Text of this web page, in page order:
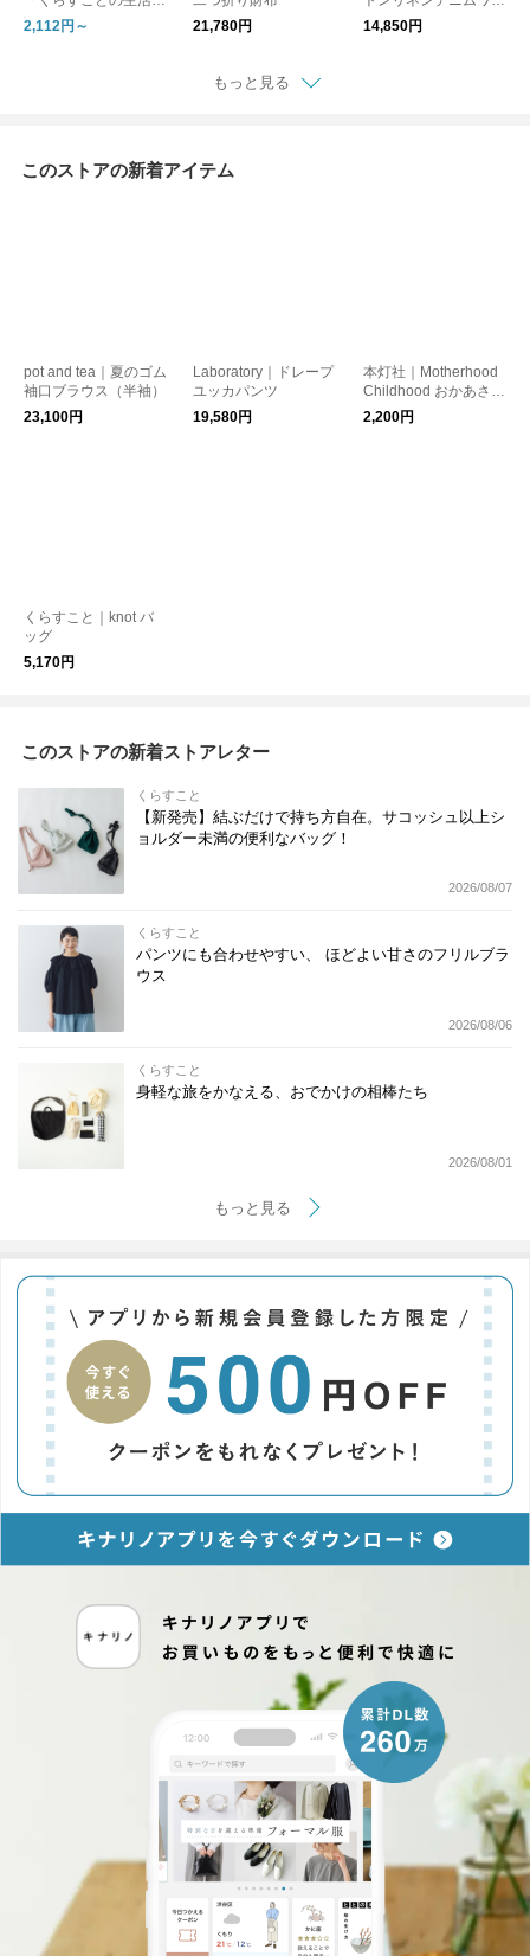
具 古い器の形シリー
ズ」 ［ 15cm / 18cm
2,112円～
21,780円
ドパンツ
14,850円
もっと見る
このストアの新着アイテム
pot and tea｜夏のゴム
袖口ブラウス（半袖）
23,100円
Laboratory｜ドレープ
ユッカパンツ
19,580円
本灯社｜Motherhood
Childhood おかあさん
って、なんだろう〈本
灯社の本〉
2,200円
くらすこと｜knot バ
ッグ
5,170円
このストアの新着ストアレター
くらすこと
【新発売】結ぶだけで持ち方自在。サコッシュ以上シ
ョルダー未満の便利なバッグ！
2026/08/07
くらすこと
パンツにも合わせやすい、 ほどよい甘さのフリルブラ
ウス
2026/08/06
くらすこと
身軽な旅をかなえる、おでかけの相棒たち
2026/08/01
もっと見る